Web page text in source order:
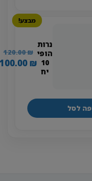
מבצע!
נרות
הופי
10
יח
120.00₪
100.00 ₪
לסל